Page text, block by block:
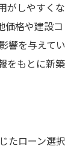
がしやすくな
価格や建設コ
響を与えてい
をもとに新築
たローン選択